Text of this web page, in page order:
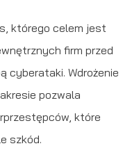
którego celem jest
firm przed
cyberataki. Wdrożenie
pozwala
które
szkód.
są przetwarzane w
na analityczne pliki
funkcjonalności.
Ci
Ci naszych
upodobań oraz
witryny
pojawić się na stronach